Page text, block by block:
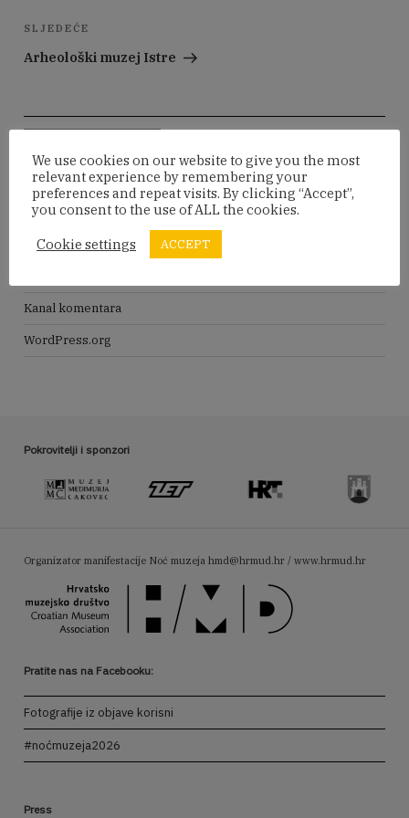
Sljedeća
objava
SLJEDEĆE
Arheološki muzej Istre
META
Prijava
Kanal komentara
WordPress.org
Pokrovitelji i sponzori
Organizator manifestacije Noć muzeja hmd@hrmud.hr / www.hrmud.hr
Pratite nas na Facebooku:
Fotografije iz objave korisni
#noćmuzeja2026
Press
We use cookies on our website to give you the most
relevant experience by remembering your
preferences and repeat visits. By clicking “Accept”,
you consent to the use of ALL the cookies.
Cookie settings
ACCEPT